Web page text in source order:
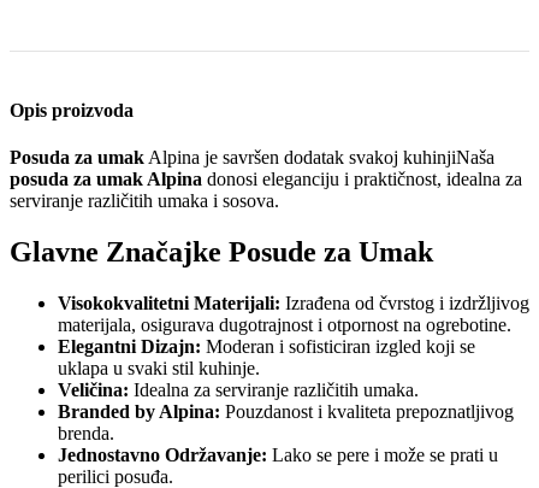
Opis proizvoda
Posuda za umak Alpina je savršen dodatak svakoj kuhinjiNaša
posuda za umak Alpina donosi eleganciju i praktičnost, idealna za
serviranje različitih umaka i sosova.
Glavne Značajke Posude za Umak
Visokokvalitetni Materijali: Izrađena od čvrstog i izdržljivog
materijala, osigurava dugotrajnost i otpornost na ogrebotine.
Elegantni Dizajn: Moderan i sofisticiran izgled koji se
uklapa u svaki stil kuhinje.
Veličina: Idealna za serviranje različitih umaka.
Branded by Alpina: Pouzdanost i kvaliteta prepoznatljivog
brenda.
Jednostavno Održavanje: Lako se pere i može se prati u
perilici posuđa.